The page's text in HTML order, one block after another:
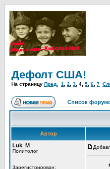
Дефолт США!
На страницу Пред. 1 2 3 4 5 6 7
Список
Автор
Luk_M
Политолог
Зарегистрирован: